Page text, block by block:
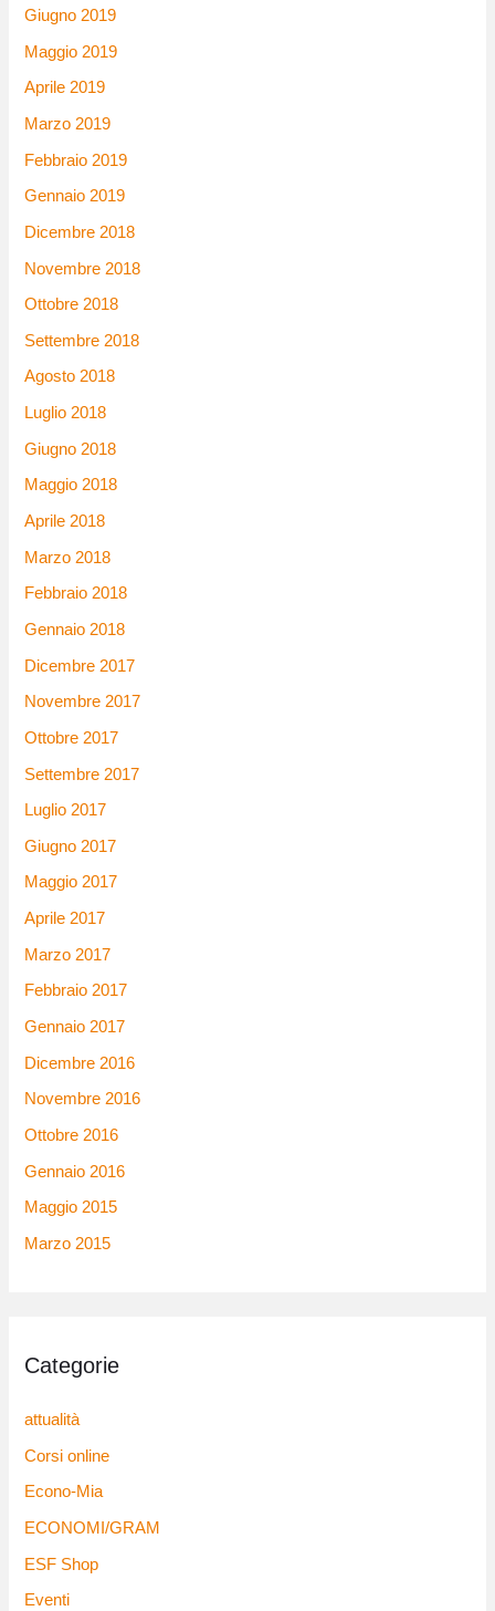
Giugno 2019
Maggio 2019
Aprile 2019
Marzo 2019
Febbraio 2019
Gennaio 2019
Dicembre 2018
Novembre 2018
Ottobre 2018
Settembre 2018
Agosto 2018
Luglio 2018
Giugno 2018
Maggio 2018
Aprile 2018
Marzo 2018
Febbraio 2018
Gennaio 2018
Dicembre 2017
Novembre 2017
Ottobre 2017
Settembre 2017
Luglio 2017
Giugno 2017
Maggio 2017
Aprile 2017
Marzo 2017
Febbraio 2017
Gennaio 2017
Dicembre 2016
Novembre 2016
Ottobre 2016
Gennaio 2016
Maggio 2015
Marzo 2015
Categorie
attualità
Corsi online
Econo-Mia
ECONOMI/GRAM
ESF Shop
Eventi